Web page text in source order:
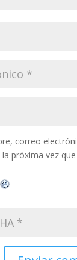
correo
próxima vez